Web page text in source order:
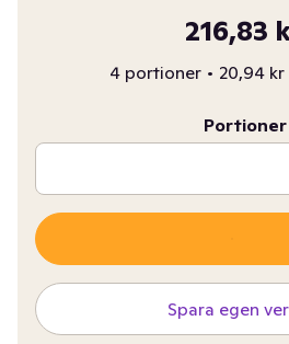
216,83
4 portioner • 20,94
Portioner
Spara egen